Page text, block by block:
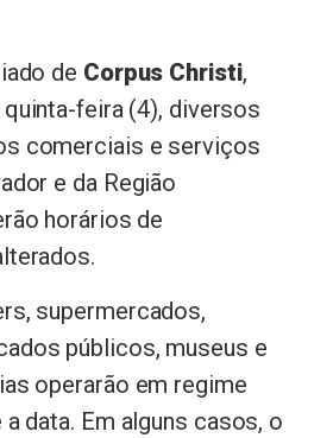
de Corpus Christi,
feira (4), diversos
comerciais e serviços
e da Região
horários de
supermercados,
públicos, museus e
operarão em regime
data. Em alguns casos, o